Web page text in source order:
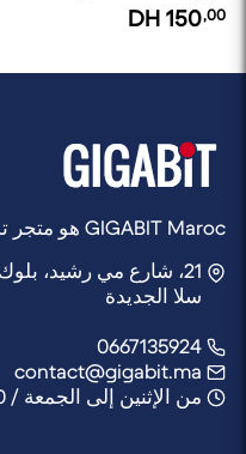
150,00
GIGABIT Maroc هو متجر تديره شركة Rocket Web
21، شارع مي رشيد، بلوك A، متجر 6,
سلا الجديدة
من الإثنين إلى الجمعة / 10:30 صباحًا - 21:30 مساءً